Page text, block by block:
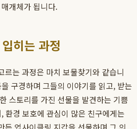
개체가 됩니다.
히는 과정
르는 과정은 마치 보물찾기와 같습니
구경하며 그들의 이야기를 읽고, 받는
스토리를 가진 선물을 발견하는 기쁨
환경 보호에 관심이 많은 친구에게는